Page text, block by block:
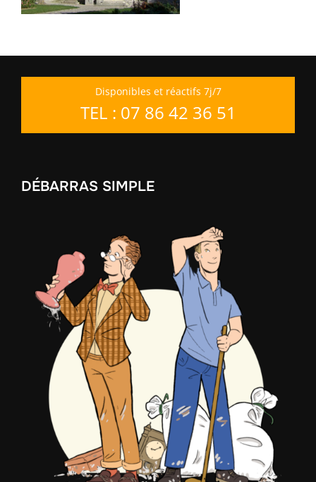
Disponibles et réactifs 7j/7
TEL : 07 86 42 36 51
DÉBARRAS SIMPLE